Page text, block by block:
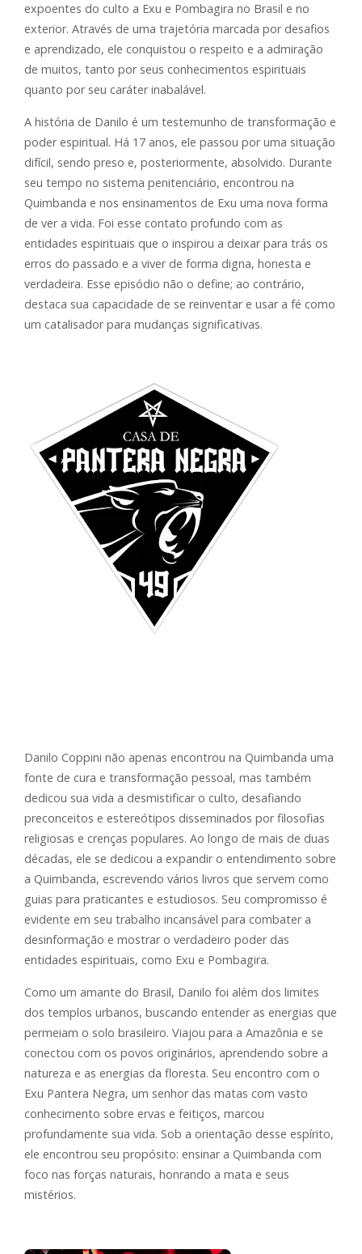
expoentes do culto a Exu e Pombagira no Brasil e no
exterior. Através de uma trajetória marcada por desafios
e aprendizado, ele conquistou o respeito e a admiração
de muitos, tanto por seus conhecimentos espirituais
quanto por seu caráter inabalável.
A história de Danilo é um testemunho de transformação e
poder espiritual. Há 17 anos, ele passou por uma situação
difícil, sendo preso e, posteriormente, absolvido. Durante
seu tempo no sistema penitenciário, encontrou na
Quimbanda e nos ensinamentos de Exu uma nova forma
de ver a vida. Foi esse contato profundo com as
entidades espirituais que o inspirou a deixar para trás os
erros do passado e a viver de forma digna, honesta e
verdadeira. Esse episódio não o define; ao contrário,
destaca sua capacidade de se reinventar e usar a fé como
um catalisador para mudanças significativas.
Danilo Coppini não apenas encontrou na Quimbanda uma
fonte de cura e transformação pessoal, mas também
dedicou sua vida a desmistificar o culto, desafiando
preconceitos e estereótipos disseminados por filosofias
religiosas e crenças populares. Ao longo de mais de duas
décadas, ele se dedicou a expandir o entendimento sobre
a Quimbanda, escrevendo vários livros que servem como
guias para praticantes e estudiosos. Seu compromisso é
evidente em seu trabalho incansável para combater a
desinformação e mostrar o verdadeiro poder das
entidades espirituais, como Exu e Pombagira.
Como um amante do Brasil, Danilo foi além dos limites
dos templos urbanos, buscando entender as energias que
permeiam o solo brasileiro. Viajou para a Amazônia e se
conectou com os povos originários, aprendendo sobre a
natureza e as energias da floresta. Seu encontro com o
Exu Pantera Negra, um senhor das matas com vasto
conhecimento sobre ervas e feitiços, marcou
profundamente sua vida. Sob a orientação desse espírito,
ele encontrou seu propósito: ensinar a Quimbanda com
foco nas forças naturais, honrando a mata e seus
mistérios.